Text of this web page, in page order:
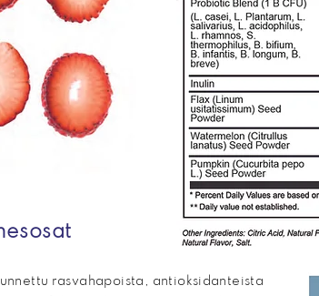
rasvahapoista, antioksidanteista